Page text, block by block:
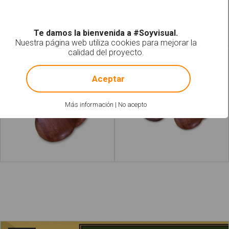
acerca de "Platillo"
Leer más acerca de
Te damos la bienvenida a #Soyvisual.
Nuestra página web utiliza cookies para mejorar la
calidad del proyecto.
Más información | No acepto
! Not valid!
Aceptar